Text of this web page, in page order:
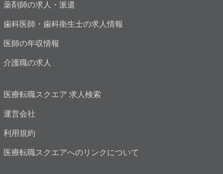
薬剤師の求人・派遣
歯科医師・歯科衛生士の求人情報
医師の年収情報
介護職の求人
医療転職スクエア 求人検索
運営会社
利用規約
医療転職スクエアへのリンクについて